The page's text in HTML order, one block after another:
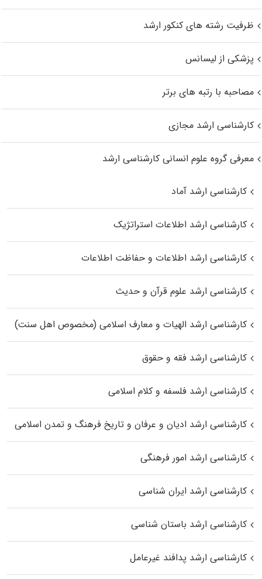
ظرفیت رشته های کنکور ارشد
پزشکی از لیسانس
مصاحبه با رتبه های برتر
کارشناسی ارشد مجازی
معرفی گروه علوم انسانی کارشناسی ارشد
کارشناسی ارشد آماد
کارشناسی ارشد اطلاعات استراتژیک
کارشناسی ارشد اطلاعات و حفاظت اطلاعات
کارشناسی ارشد علوم قرآن و حدیث
کارشناسی ارشد الهیات و معارف اسلامی (مخصوص اهل سنت)
کارشناسی ارشد فقه و حقوق
کارشناسی ارشد فلسفه و کلام اسلامی
کارشناسی ارشد ادیان و عرفان و تاریخ فرهنگ و تمدن اسلامی
کارشناسی ارشد امور فرهنگی
کارشناسی ارشد ایران شناسی
کارشناسی ارشد باستان شناسی
کارشناسی ارشد پدافند غیرعامل